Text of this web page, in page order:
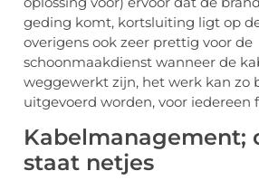
geding komt, kortsluiting ligt op
overigens ook zeer prettig voor de
schoonmaakdienst wanneer de
weggewerkt zijn, het werk kan zo
uitgevoerd worden, voor iedereen
Kabelmanagement;
staat netjes